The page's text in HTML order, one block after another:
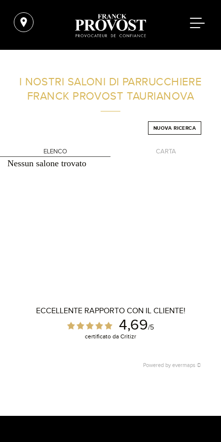
FILTRI AVANZATI
I NOSTRI SALONI DI PARRUCCHIERE
FRANCK PROVOST TAURIANOVA
NUOVA RICERCA
ELENCO CARTA
Nessun salone trovato
ECCELLENTE RAPPORTO CON IL CLIENTE!
4,69/5
certificato da Critizr
Powered by evermaps ©